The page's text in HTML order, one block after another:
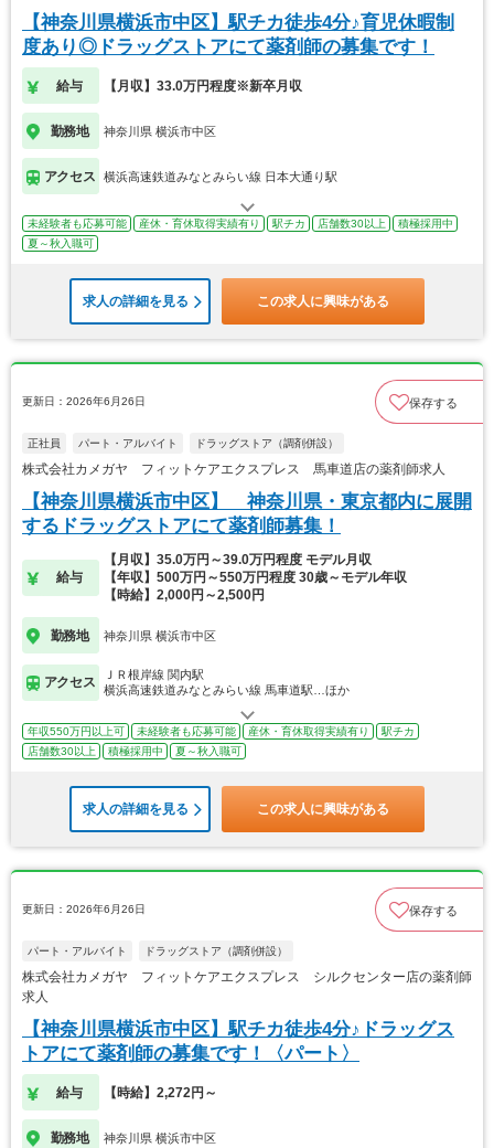
【神奈川県横浜市中区】駅チカ徒歩4分♪育児休暇制
度あり◎ドラッグストアにて薬剤師の募集です！
給与 【月収】33.0万円程度※新卒月収
勤務地 神奈川県 横浜市中区
アクセス 横浜高速鉄道みなとみらい線 日本大通り駅
未経験者も応募可能 産休・育休取得実績有り 駅チカ 店舗数30以上
積極採用中
夏～秋入職可
求人の詳細を見る この求人に興味がある
更新日：2026年6月26日 保存する
正社員 パート・アルバイト ドラッグストア（調剤併設）
株式会社カメガヤ フィットケアエクスプレス 馬車道店の薬剤師求人
【神奈川県横浜市中区】 神奈川県・東京都内に展開
するドラッグストアにて薬剤師募集！
給与
【月収】35.0万円～39.0万円程度 モデル月収
【年収】500万円～550万円程度 30歳～モデル年収
【時給】2,000円～2,500円
勤務地 神奈川県 横浜市中区
アクセス
ＪＲ根岸線 関内駅
横浜高速鉄道みなとみらい線 馬車道駅…ほか
年収550万円以上可 未経験者も応募可能 産休・育休取得実績有り
駅チカ
店舗数30以上
積極採用中 夏～秋入職可
求人の詳細を見る この求人に興味がある
更新日：2026年6月26日 保存する
パート・アルバイト ドラッグストア（調剤併設）
株式会社カメガヤ フィットケアエクスプレス シルクセンター店の薬剤師
求人
【神奈川県横浜市中区】駅チカ徒歩4分♪ドラッグス
トアにて薬剤師の募集です！〈パート〉
給与 【時給】2,272円～
勤務地 神奈川県 横浜市中区